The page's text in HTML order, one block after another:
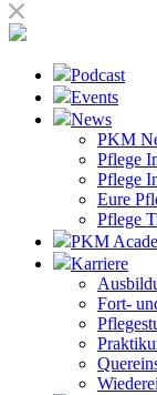
Podcast
Events
News
PKM
Pflege
Pflege
Eure
Pflege
PKM
Karriere
Fort-